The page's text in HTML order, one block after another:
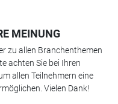
MEINUNG
zu allen Branchenthemen
achten Sie bei Ihren
allen Teilnehmern eine
Vielen Dank!